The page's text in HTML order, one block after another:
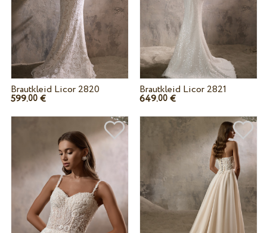
Brautkleid Licor 2820
599.00€
Brautkleid Licor 2821
649.00 €